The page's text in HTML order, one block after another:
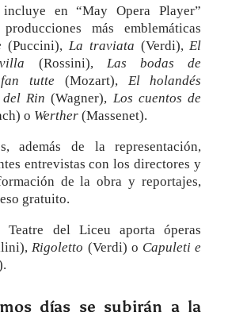
en “May Opera Player”
más emblemáticas
(Puccini), La traviata (Verdi),El
(Rossini), Las bodas de
tutte (Mozart), El holandés
Rin (Wagner), Los cuentos de
o Werther(Massenet).
además de la representación,
entrevistas con los directores y
de la obra y reportajes,
gratuito.
del Liceu aporta óperas
Rigoletto (Verdi) o Capuleti e
días se subirán a la